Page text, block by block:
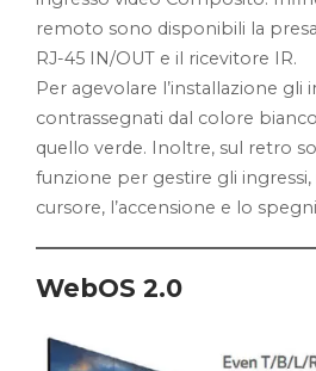
remoto sono disponibili la presa
RJ-45 IN/OUT e il ricevitore IR.
Per agevolare l’installazione gli
contrassegnati dal colore
quello verde. Inoltre, sul retro
funzione per gestire gli
cursore, l’accensione e lo
WebOS 2.0